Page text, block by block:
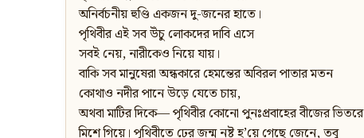
অনির্বচনীয় হুণ্ডি একজন দু-জনের হাতে।
পৃথিবীর এই সব উঁচু লোকদের দাবি এসে
সবই নেয়, নারীকেও নিয়ে যায়।
বাকি সব মানুষেরা অন্ধকারে হেমন্তের অবিরল পাতার মতন
কোথাও নদীর পানে উড়ে যেতে চায়,
অথবা মাটির দিকে— পৃথিবীর কোনো পুনঃপ্রবাহের বীজের ভিতরে
মিশে গিয়ে। পৃথিবীতে ঢের জন্ম নষ্ট হ’য়ে গেছে জেনে, তবু